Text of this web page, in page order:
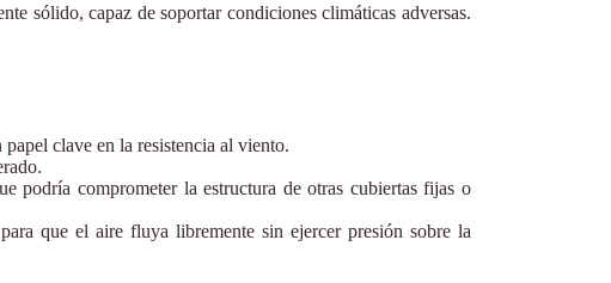
sólido, capaz de soportar condiciones climáticas adversas.
papel clave en la resistencia al viento.
podría comprometer la estructura de otras cubiertas fijas o
que el aire fluya libremente sin ejercer presión sobre la